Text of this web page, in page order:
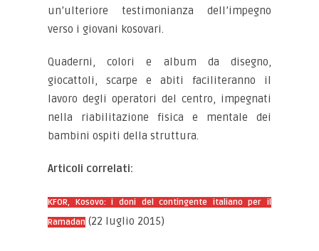
un’ulteriore testimonianza dell’impegno
verso i giovani kosovari.
Quaderni, colori e album da disegno,
giocattoli, scarpe e abiti faciliteranno il
lavoro degli operatori del centro, impegnati
nella riabilitazione fisica e mentale dei
bambini ospiti della struttura.
Articoli correlati:
KFOR, Kosovo: i doni del contingente italiano per il
Ramadan (22 luglio 2015)